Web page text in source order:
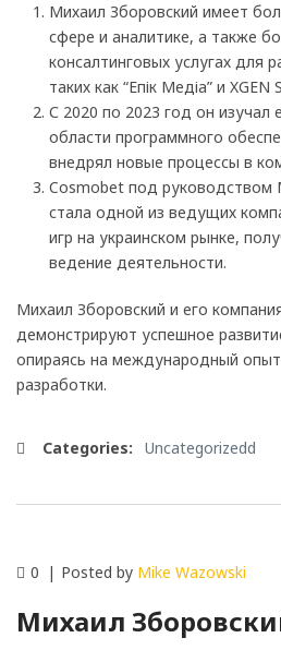
Михаил Зборовский имеет
сфере и аналитике, а также
консалтинговых услугах для
таких как “Епік Медіа” и XGEN
С 2020 по 2023 год он изучал
области программного
внедрял новые процессы в
Cosmobet под руководством
стала одной из ведущих
игр на украинском рынке,
ведение деятельности.
Михаил Зборовский и его
демонстрируют успешное
опираясь на международный
разработки.
Categories: Uncategorizedd
0 Posted by Mike Wazowski
Михаил